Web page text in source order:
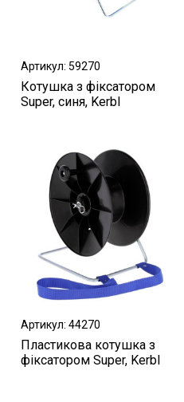
Артикул: 59270
Котушка з фіксатором
Super, синя, Kerbl
Артикул: 44270
Пластикова котушка з
фіксатором Super, Kerbl